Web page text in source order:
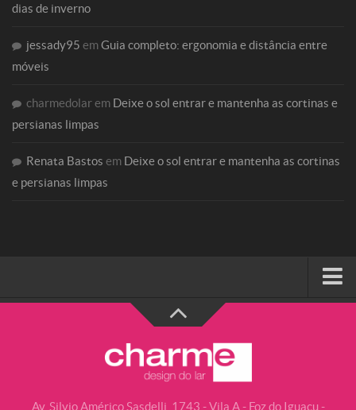
dias de inverno
jessady95 emGuia completo: ergonomia e distância entre
móveis
charmedolarem Deixe o sol entrar e mantenha as cortinas e
persianas limpas
Renata Bastos em Deixe o sol entrar e mantenha as cortinas
e persianas limpas
Av. Silvio Américo Sasdelli, 1743 - Vila A - Foz do Iguaçu -